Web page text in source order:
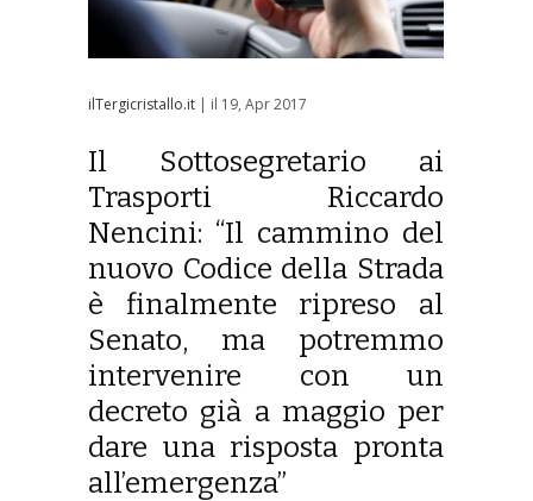
ilTergicristallo.it | il 19, Apr 2017
Il Sottosegretario ai
Trasporti Riccardo
Nencini: “Il cammino del
nuovo Codice della Strada
è finalmente ripreso al
Senato, ma potremmo
intervenire con un
decreto già a maggio per
dare una risposta pronta
all’emergenza”